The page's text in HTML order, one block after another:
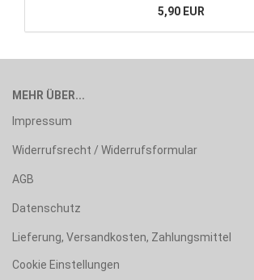
5,90 EUR
MEHR ÜBER...
Impressum
Widerrufsrecht / Widerrufsformular
AGB
Datenschutz
Lieferung, Versandkosten, Zahlungsmittel
Cookie Einstellungen